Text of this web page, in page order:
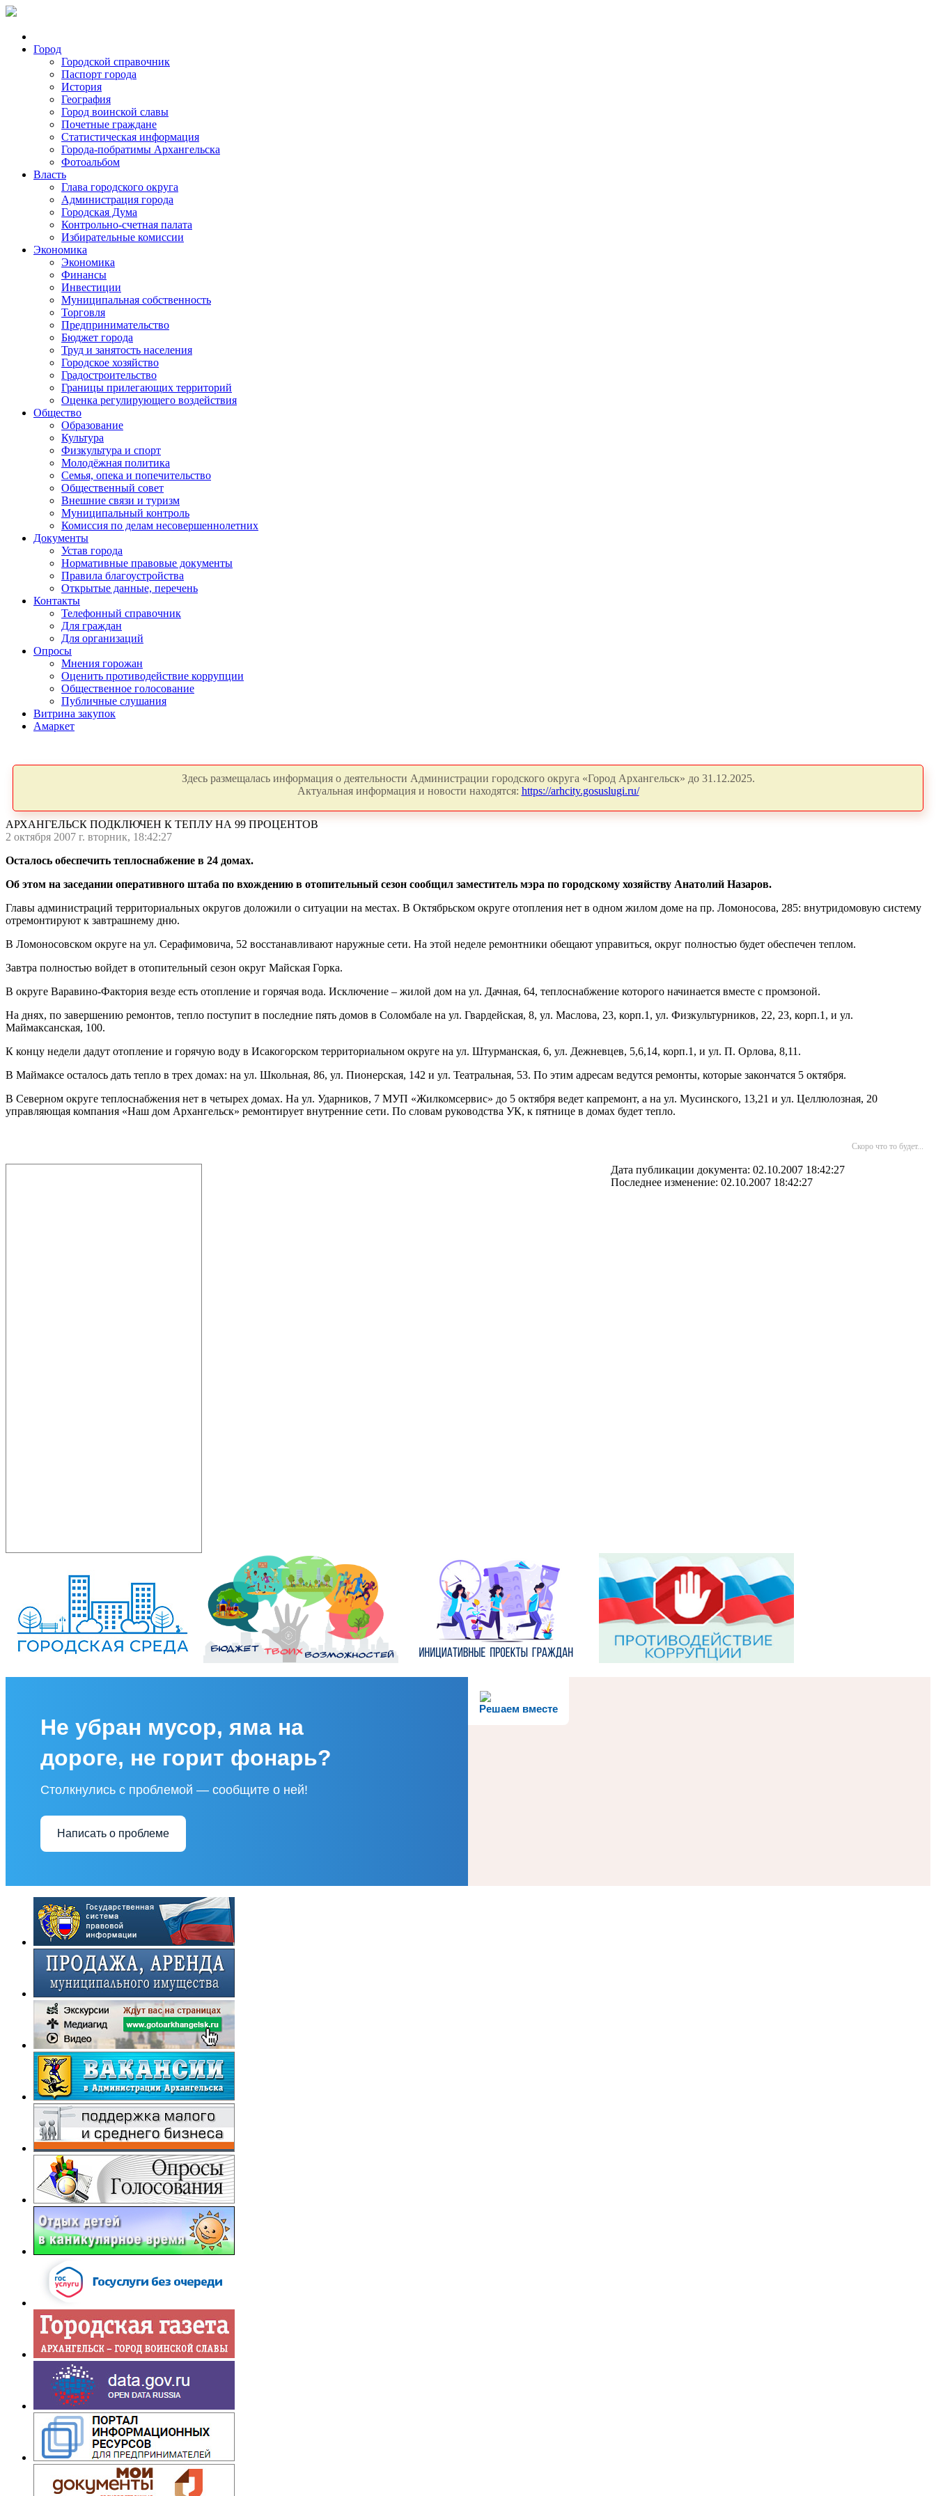
Город
Городской справочник
Паспорт города
История
География
Город воинской славы
Почетные граждане
Статистическая информация
Города-побратимы Архангельска
Фотоальбом
Власть
Глава городского округа
Администрация города
Городская Дума
Контрольно-счетная палата
Избирательные комиссии
Экономика
Экономика
Финансы
Инвестиции
Муниципальная собственность
Торговля
Предпринимательство
Бюджет города
Труд и занятость населения
Городское хозяйство
Градостроительство
Границы прилегающих территорий
Оценка регулирующего воздействия
Общество
Образование
Культура
Физкультура и спорт
Молодёжная политика
Семья, опека и попечительство
Общественный совет
Внешние связи и туризм
Муниципальный контроль
Комиссия по делам несовершеннолетних
Документы
Устав города
Нормативные правовые документы
Правила благоустройства
Открытые данные, перечень
Контакты
Телефонный справочник
Для граждан
Для организаций
Опросы
Мнения горожан
Оценить противодействие коррупции
Общественное голосование
Публичные слушания
Витрина закупок
Амаркет
Здесь размещалась информация о деятельности Администрации городского округа «Город Архангельск» до 31.12.2025.
Актуальная информация и новости находятся: https://arhcity.gosuslugi.ru/
АРХАНГЕЛЬСК ПОДКЛЮЧЕН К ТЕПЛУ НА 99 ПРОЦЕНТОВ
2 октября 2007 г. вторник, 18:42:27
Осталось обеспечить теплоснабжение в 24 домах.
Об этом на заседании оперативного штаба по вхождению в отопительный сезон сообщил заместитель мэра по городскому хозяйству Анатолий Назаров.
Главы администраций территориальных округов доложили о ситуации на местах. В Октябрьском округе отопления нет в одном жилом доме на пр. Ломоносова, 285: внутридомовую систему
отремонтируют к завтрашнему дню.
В Ломоносовском округе на ул. Серафимовича, 52 восстанавливают наружные сети. На этой неделе ремонтники обещают управиться, округ полностью будет обеспечен теплом.
Завтра полностью войдет в отопительный сезон округ Майская Горка.
В округе Варавино-Фактория везде есть отопление и горячая вода. Исключение – жилой дом на ул. Дачная, 64, теплоснабжение которого начинается вместе с промзоной.
На днях, по завершению ремонтов, тепло поступит в последние пять домов в Соломбале на ул. Гвардейская, 8, ул. Маслова, 23, корп.1, ул. Физкультурников, 22, 23, корп.1, и ул.
Маймаксанская, 100.
К концу недели дадут отопление и горячую воду в Исакогорском территориальном округе на ул. Штурманская, 6, ул. Дежневцев, 5,6,14, корп.1, и ул. П. Орлова, 8,11.
В Маймаксе осталось дать тепло в трех домах: на ул. Школьная, 86, ул. Пионерская, 142 и ул. Театральная, 53. По этим адресам ведутся ремонты, которые закончатся 5 октября.
В Северном округе теплоснабжения нет в четырех домах. На ул. Ударников, 7 МУП «Жилкомсервис» до 5 октября ведет капремонт, а на ул. Мусинского, 13,21 и ул. Целлюлозная, 20
управляющая компания «Наш дом Архангельск» ремонтирует внутренние сети. По словам руководства УК, к пятнице в домах будет тепло.
Скоро что то будет...
Дата публикации документа: 02.10.2007 18:42:27
Последнее изменение: 02.10.2007 18:42:27
Решаем вместе
Не убран мусор, яма на
дороге, не горит фонарь?
Столкнулись с проблемой — сообщите о ней!
Написать о проблеме